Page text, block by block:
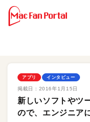
アプリ インタビュー
掲載日： 2016年1月15日
新しいソフトやツ
ので、エンジニア